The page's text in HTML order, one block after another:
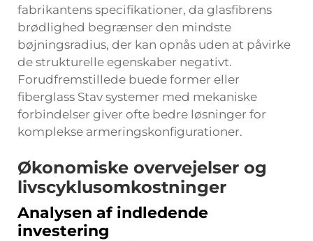
fabrikantens specifikationer, da glasfibrens
brødlighed begrænser den mindste
bøjningsradius, der kan opnås uden at påvirke
de strukturelle egenskaber negativt.
Forudfremstillede buede former eller
fiberglass Stav systemer med mekaniske
forbindelser giver ofte bedre løsninger for
komplekse armeringskonfigurationer.
Økonomiske overvejelser og
livscyklusomkostninger
Analysen af indledende
investering